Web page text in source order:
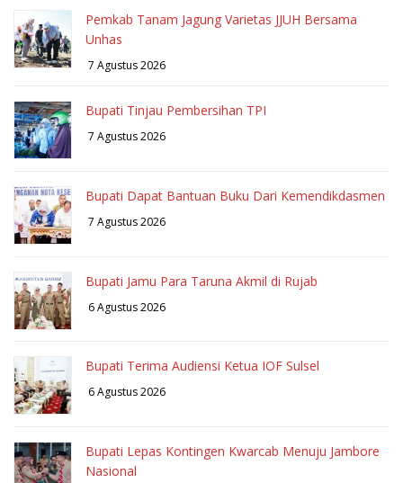
Pemkab Tanam Jagung Varietas JJUH Bersama
Unhas
7 Agustus 2026
Bupati Tinjau Pembersihan TPI
7 Agustus 2026
Bupati Dapat Bantuan Buku Dari Kemendikdasmen
7 Agustus 2026
Bupati Jamu Para Taruna Akmil di Rujab
6 Agustus 2026
Bupati Terima Audiensi Ketua IOF Sulsel
6 Agustus 2026
Bupati Lepas Kontingen Kwarcab Menuju Jambore
Nasional